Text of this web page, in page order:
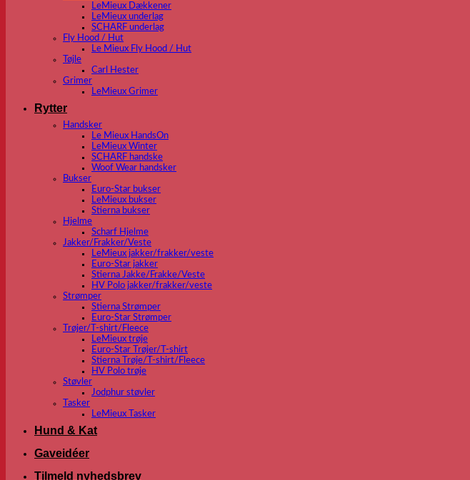
LeMieux Dækkener
LeMieux underlag
SCHARF underlag
Fly Hood / Hut
Le Mieux Fly Hood / Hut
Tøjle
Carl Hester
Grimer
LeMieux Grimer
Rytter
Handsker
Le Mieux HandsOn
LeMieux Winter
SCHARF handske
Woof Wear handsker
Bukser
Euro-Star bukser
LeMieux bukser
Stierna bukser
Hjelme
Scharf Hjelme
Jakker/Frakker/Veste
LeMieux jakker/frakker/veste
Euro-Star jakker
Stierna Jakke/Frakke/Veste
HV Polo jakker/frakker/veste
Strømper
Stierna Strømper
Euro-Star Strømper
Trøjer/T-shirt/Fleece
LeMieux trøje
Euro-Star Trøjer/T-shirt
Stierna Trøje/T-shirt/Fleece
HV Polo trøje
Støvler
Jodphur støvler
Tasker
LeMieux Tasker
Hund & Kat
Gaveidéer
Tilmeld nyhedsbrev